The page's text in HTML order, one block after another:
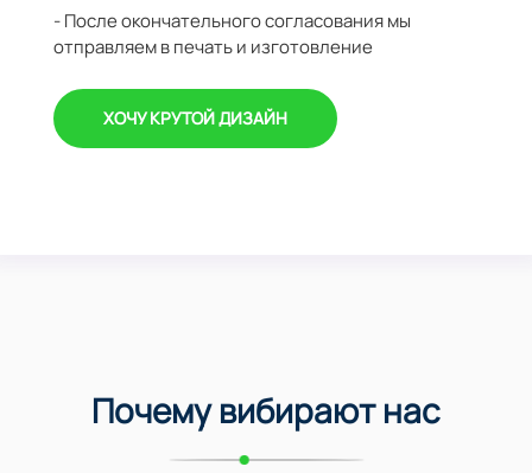
- После окончательного согласования мы
отправляем в печать и изготовление
ХОЧУ КРУТОЙ ДИЗАЙН
Почему вибирают нас